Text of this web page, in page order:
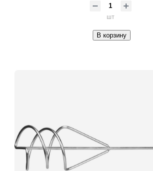
шт
В корзину